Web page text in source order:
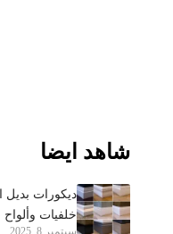
شاهد ايضا
ديكورات بديل
خلفيات وألواح
سبتمبر 8, 2025